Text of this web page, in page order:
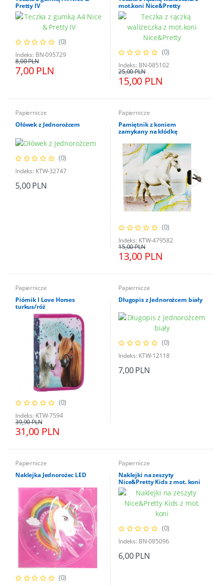
Pretty IV
(0)
Indeks: BN-095729
7,00 PLN
8,00 PLN
mot.koni Nice&Pretty
(0)
Indeks: BN-085102
15,00 PLN
25,00 PLN
Papiernicze
Ołówek z Jednorożcem
(0)
Indeks: KTW-32747
5,00 PLN
Papiernicze
Pamiętnik z koniem
zamykany na kłódkę
(0)
Indeks: KTW-479582
13,00 PLN
15,00 PLN
Papiernicze
Piórnik I Love Horses
turkus/róż
(0)
Indeks: KTW-7594
31,00 PLN
39,90 PLN
Papiernicze
Długopis z Jednorożcem biały
(0)
Indeks: KTW-12118
7,00 PLN
Papiernicze
Naklejka Jednorożec LED
(0)
Papiernicze
Naklejki na zeszyty
Nice&Pretty Kids z mot. koni
(0)
Indeks: BN-085096
6,00 PLN